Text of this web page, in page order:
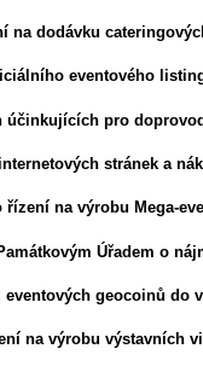
na dodávku
eventového
účinkujících pro
stránek a
na výrobu Mega-
Úřadem o
eventových geocoinů do
na výrobu výstavních